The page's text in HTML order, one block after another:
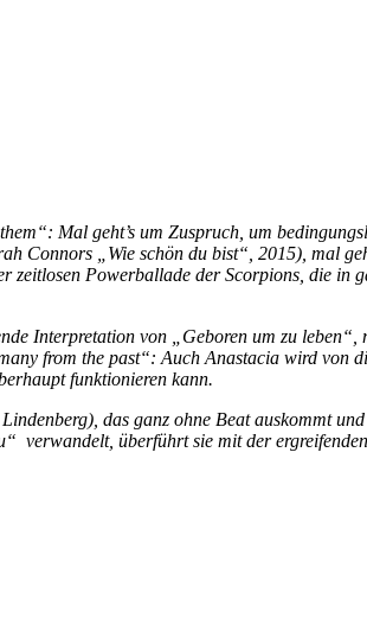
Mal geht’s um Zuspruch, um
Connors „Wie schön du bist“, 2015), mal
Powerballade der Scorpions, die in
Interpretation von „Geboren um zu
from the past“: Auch Anastacia wird von
funktionieren kann.
das ganz ohne Beat auskommt
verwandelt, überführt sie mit der